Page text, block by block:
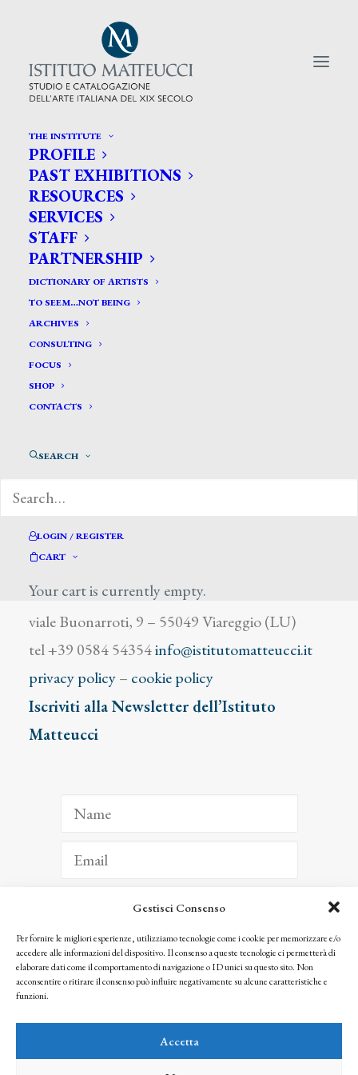
Gestisci Consenso
Per fornire le migliori esperienze, utilizziamo tecnologie come i cookie per memorizzare e/o
accedere alle informazioni del dispositivo. Il consenso a queste tecnologie ci permetterà di
elaborare dati come il comportamento di navigazione o ID unici su questo sito. Non
acconsentire o ritirare il consenso può influire negativamente su alcune caratteristiche e
funzioni.
Accetta
THE INSTITUTE
PROFILE
PAST EXHIBITIONS
RESOURCES
SERVICES
STAFF
PARTNERSHIP
DICTIONARY OF ARTISTS
TO SEEM…NOT BEING
ARCHIVES
CONSULTING
FOCUS
SHOP
CONTACTS
SEARCH
LOGIN / REGISTER
CART
Your cart is currently empty.
CERCA TRA GLI ARTISTI:
Search
for:
Buison F.C.
Istituto Matteucci
viale Buonarroti, 9 – 55049 Viareggio (LU)
tel +39 0584 54354info@istitutomatteucci.it
privacy policy– cookie policy
Iscriviti alla Newsletter dell’Istituto
Matteucci
ISCRIVITI
Facendo clic per iscriverti, riconosci che le tue informazioni saranno trattate
seguendo la nostra Privacy Policy
© 2025 Istituto Matteucci. All right reserved
l’autorizzazione scritta dei proprietari dei diritti e dell’Istituto Matteucci